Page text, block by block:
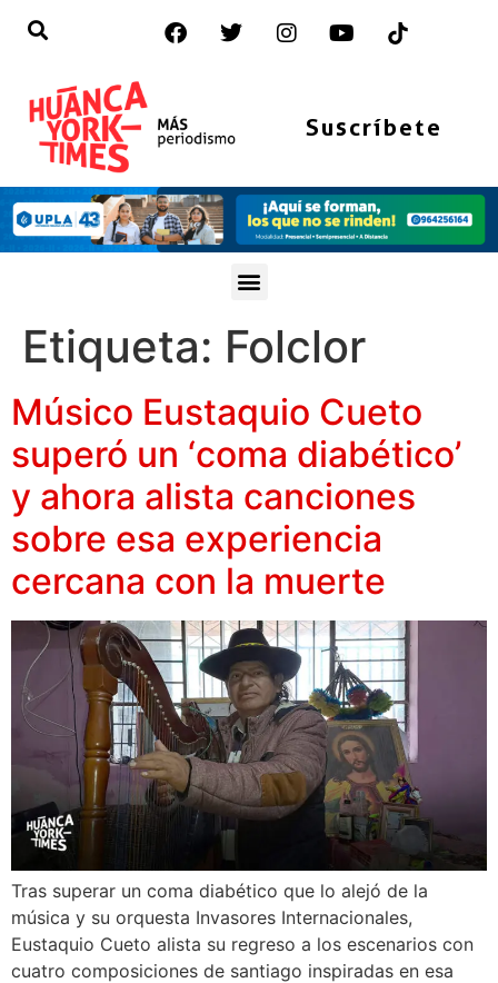
Suscríbete
Etiqueta: Folclor
Músico Eustaquio Cueto
superó un ‘coma diabético’
y ahora alista canciones
sobre esa experiencia
cercana con la muerte
Tras superar un coma diabético que lo alejó de la
música y su orquesta Invasores Internacionales,
Eustaquio Cueto alista su regreso a los escenarios con
cuatro composiciones de santiago inspiradas en esa